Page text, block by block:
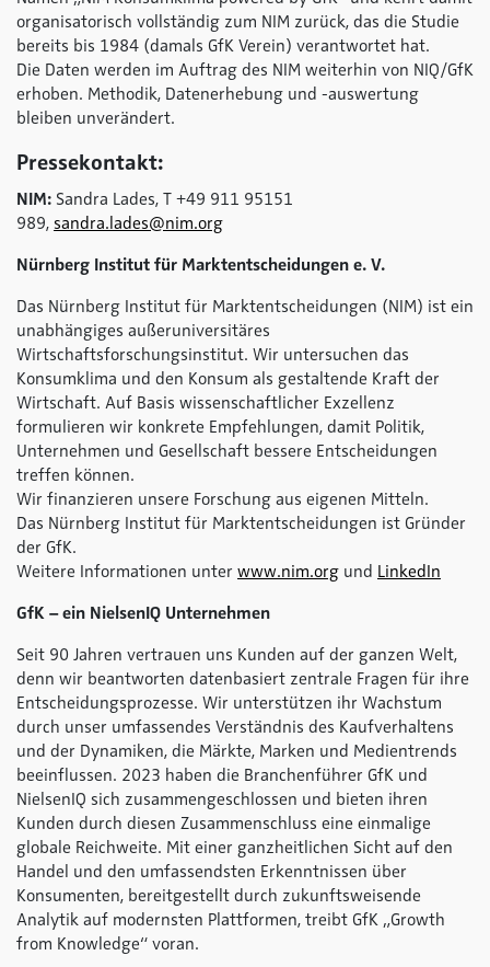
organisatorisch vollständig zum NIM zurück, das die Studie
bereits bis 1984 (damals GfK Verein) verantwortet hat.
Die Daten werden im Auftrag des NIM weiterhin von NIQ/GfK
erhoben. Methodik, Datenerhebung und -auswertung
bleiben unverändert.
Pressekontakt:
NIM: Sandra Lades, T +49 911 95151
989, sandra.lades@nim.org
Nürnberg Institut für Marktentscheidungen e. V.
Das Nürnberg Institut für Marktentscheidungen (NIM) ist ein
unabhängiges außeruniversitäres
Wirtschaftsforschungsinstitut. Wir untersuchen das
Konsumklima und den Konsum als gestaltende Kraft der
Wirtschaft. Auf Basis wissenschaftlicher Exzellenz
formulieren wir konkrete Empfehlungen, damit Politik,
Unternehmen und Gesellschaft bessere Entscheidungen
treffen können.
Wir finanzieren unsere Forschung aus eigenen Mitteln.
Das Nürnberg Institut für Marktentscheidungen ist Gründer
der GfK.
Weitere Informationen unter www.nim.org und LinkedIn
GfK – ein NielsenIQ Unternehmen
Seit 90 Jahren vertrauen uns Kunden auf der ganzen Welt,
denn wir beantworten datenbasiert zentrale Fragen für ihre
Entscheidungsprozesse. Wir unterstützen ihr Wachstum
durch unser umfassendes Verständnis des Kaufverhaltens
und der Dynamiken, die Märkte, Marken und Medientrends
beeinflussen. 2023 haben die Branchenführer GfK und
NielsenIQ sich zusammengeschlossen und bieten ihren
Kunden durch diesen Zusammenschluss eine einmalige
globale Reichweite. Mit einer ganzheitlichen Sicht auf den
Handel und den umfassendsten Erkenntnissen über
Konsumenten, bereitgestellt durch zukunftsweisende
Analytik auf modernsten Plattformen, treibt GfK „Growth
from Knowledge“ voran.